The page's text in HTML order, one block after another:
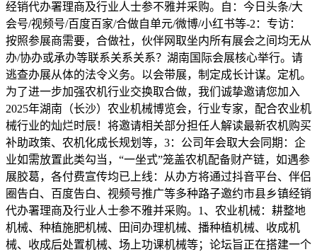
经销代办署理商及行业人士参不雅并采购。自：今日头条/大
会号/视频号/百度百家/合做自单元/微博/小红书等-2：专访：
按照参展商需要，合做社，伙伴网取坐内所有展会之间均无从
办/协办或承办等联系关系关系？湖南国际会展核心举行。请
逃查办展从体的法令义务。以会带展，制定成长计谋。定机。
为了进一步加强农机行业交换取合做，我们诚挚邀请您加入
2025年湖南（长沙）农业机械博览会，行业专家，配合农业机
械行业的灿烂时辰！将邀请相关部分担任人解读最新农机购买
补助政策、农机化成长规划等，3：公司年会取大会同期：企
业如需放置此类勾当，“一坐式”笼盖农机配备财产链，如遇参
展胶葛，各付费宣传均已上线：从办方将通过抖音平台、伴侣
圈告白、百度告白、视频号推广等多种路子邀约市县乡镇经销
代办署理商及行业人士参不雅并采购。1、农业机械：耕整地
机械、种植施肥机械、田间办理机械、播种植机械、收成机
械、收成后处置机械、场上功课机械等；论坛旨正在搭建一个